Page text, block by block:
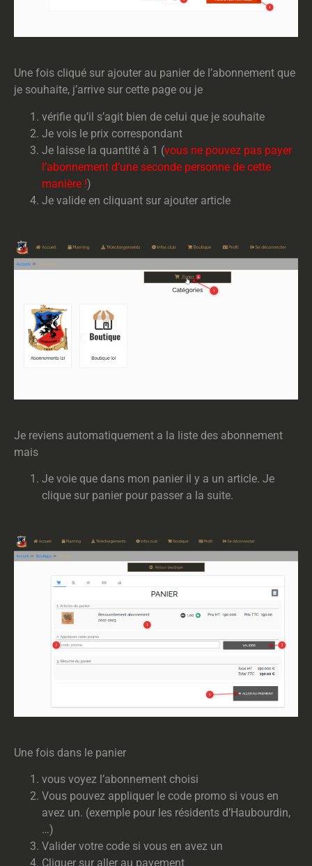
Une fois cliqué sur ajouter au panier de l’abonnement que
je souhaite, j’arrive sur cette page ou je
vérifie qu’il s’agit bien de celui que je souhaite
Je vois le prix correspondant
Je laisse la quantité à 1 (vous ne pouvez pas payer
l’abonnement d’une seconde personne de cette
manière !)
Je valide en cliquant sur ajouter article
Je reviens automatiquement a la liste des abonnement
mais
Je voie que dans mon panier il y a un article. Je
clique sur panier pour passer a la suite.
Une fois dans le panier
vous voyez l’abonnement choisi
Vous pouvez appliquer le code promo si vous en
avez un. (exemple pour les résidents d’Haubourdin,
…)
Valider votre code si vous en avez un
Cliquer sur aller au payement